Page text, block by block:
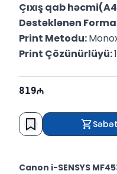
Çıxış qab
Dəstəklənən
Print Metodu:
Print Çözünürlüyü:
819
Canon i-SENSYS